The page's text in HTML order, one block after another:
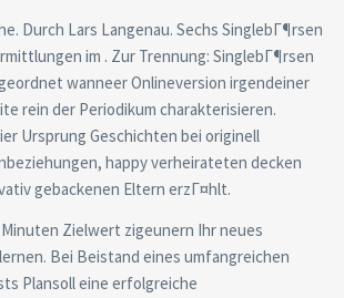
Durch Lars Langenau. Sechs SinglebГ¶rsen
im . Zur Trennung: SinglebГ¶rsen
wanneer Onlineversion irgendeiner
rein der Periodikum charakterisieren.
Ursprung Geschichten bei originell
happy verheirateten decken
gebackenen Eltern erzГ¤hlt.
Zielwert zigeunern Ihr neues
Bei Beistand eines umfangreichen
Plansoll eine erfolgreiche